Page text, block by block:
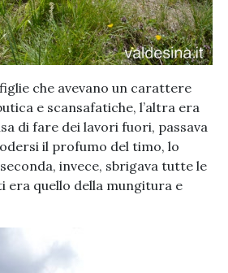
che avevano un carattere
e scansafatiche, l’altra era
di fare dei lavori fuori, passava
il profumo del timo, lo
invece, sbrigava tutte le
era quello della mungitura e